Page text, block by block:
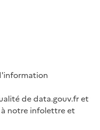
de data.gouv.fr et
à notre infolettre et